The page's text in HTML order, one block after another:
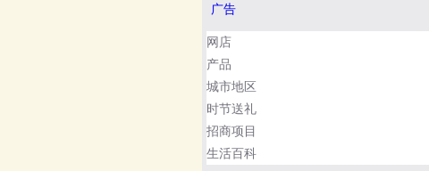
广告
网店
产品
城市地区
时节送礼
招商项目
生活百科